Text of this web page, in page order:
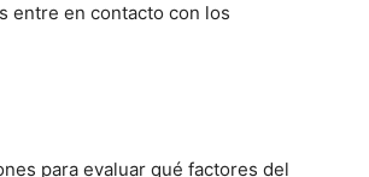
entre en contacto con los
para evaluar qué factores del